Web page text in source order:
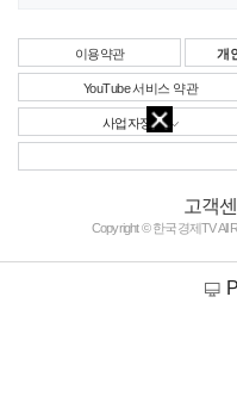
이용약관 개
YouTube 서비스 약관
사업자정보
고객
Copyright © 한국경제TV All